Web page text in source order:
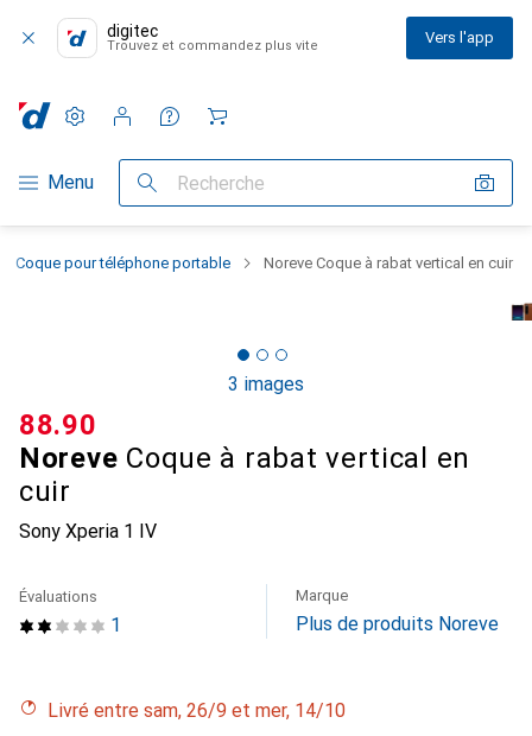
digitec
Trouvez et commandez plus vite Vers l'app
Navigation par catégorie
Menu Recherche
Paramètres
Compte client
Listes de comparaison
Listes d'envies
Panier
Coque pour téléphone portable Noreve Coque à rabat vertical en cuir
3 images
Noreve Coque à rabat vertical en
cuir
Sony Xperia 1 IV
CHF
88.90
1
Évaluations Marque
Plus de produits Noreve
Livré entre sam, 26/9 et mer, 14/10